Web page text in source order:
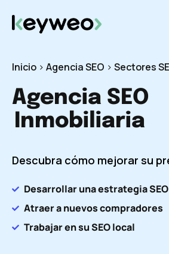
Inicio > Agencia SEO > Sectores
Agencia SEO
Inmobiliaria
Descubra cómo mejorar su
Desarrollar una estrategia
Atraer a nuevos compradores
Trabajar en su SEO local